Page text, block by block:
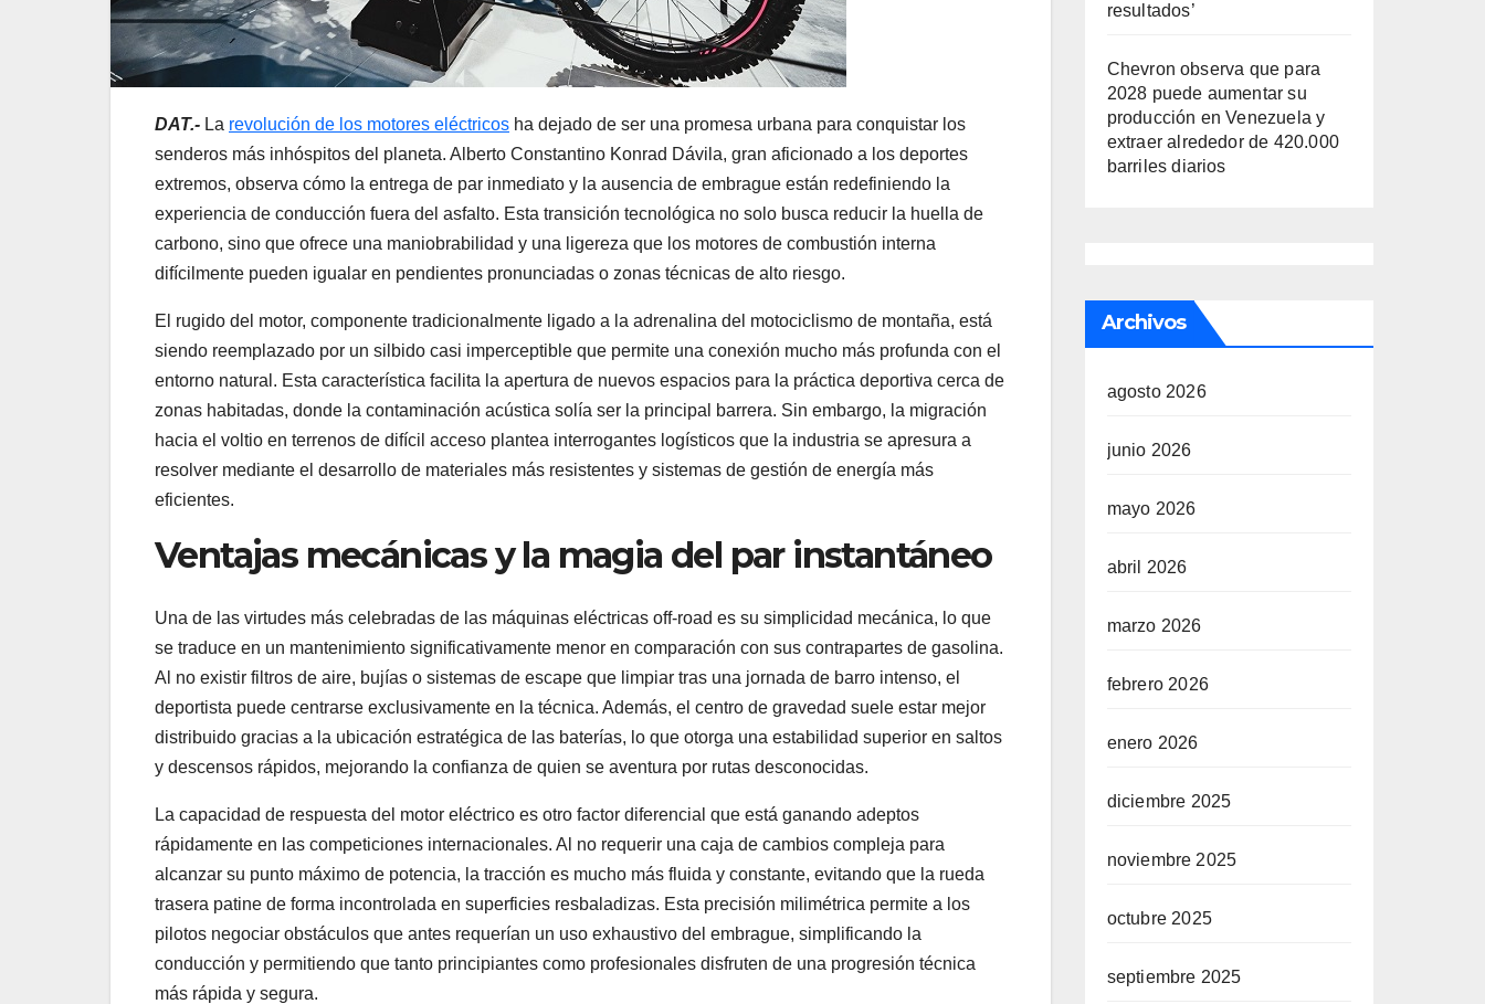
DAT.- La revolución de los motores eléctricos ha dejado de ser una promesa urbana para conquistar los
senderos más inhóspitos del planeta. Alberto Constantino Konrad Dávila, gran aficionado a los deportes
extremos, observa cómo la entrega de par inmediato y la ausencia de embrague están redefiniendo la
experiencia de conducción fuera del asfalto. Esta transición tecnológica no solo busca reducir la huella de
carbono, sino que ofrece una maniobrabilidad y una ligereza que los motores de combustión interna
difícilmente pueden igualar en pendientes pronunciadas o zonas técnicas de alto riesgo.
El rugido del motor, componente tradicionalmente ligado a la adrenalina del motociclismo de montaña, está
siendo reemplazado por un silbido casi imperceptible que permite una conexión mucho más profunda con el
entorno natural. Esta característica facilita la apertura de nuevos espacios para la práctica deportiva cerca de
zonas habitadas, donde la contaminación acústica solía ser la principal barrera. Sin embargo, la migración
hacia el voltio en terrenos de difícil acceso plantea interrogantes logísticos que la industria se apresura a
resolver mediante el desarrollo de materiales más resistentes y sistemas de gestión de energía más
eficientes.
Ventajas mecánicas y la magia del par instantáneo
Una de las virtudes más celebradas de las máquinas eléctricas off-road es su simplicidad mecánica, lo que
se traduce en un mantenimiento significativamente menor en comparación con sus contrapartes de gasolina.
Al no existir filtros de aire, bujías o sistemas de escape que limpiar tras una jornada de barro intenso, el
deportista puede centrarse exclusivamente en la técnica. Además, el centro de gravedad suele estar mejor
distribuido gracias a la ubicación estratégica de las baterías, lo que otorga una estabilidad superior en saltos
y descensos rápidos, mejorando la confianza de quien se aventura por rutas desconocidas.
La capacidad de respuesta del motor eléctrico es otro factor diferencial que está ganando adeptos
rápidamente en las competiciones internacionales. Al no requerir una caja de cambios compleja para
alcanzar su punto máximo de potencia, la tracción es mucho más fluida y constante, evitando que la rueda
trasera patine de forma incontrolada en superficies resbaladizas. Esta precisión milimétrica permite a los
pilotos negociar obstáculos que antes requerían un uso exhaustivo del embrague, simplificando la
conducción y permitiendo que tanto principiantes como profesionales disfruten de una progresión técnica
más rápida y segura.
resultados’
Chevron observa que para
2028 puede aumentar su
producción en Venezuela y
extraer alrededor de 420.000
barriles diarios
Archivos
agosto 2026
junio 2026
mayo 2026
abril 2026
marzo 2026
febrero 2026
enero 2026
diciembre 2025
noviembre 2025
octubre 2025
septiembre 2025